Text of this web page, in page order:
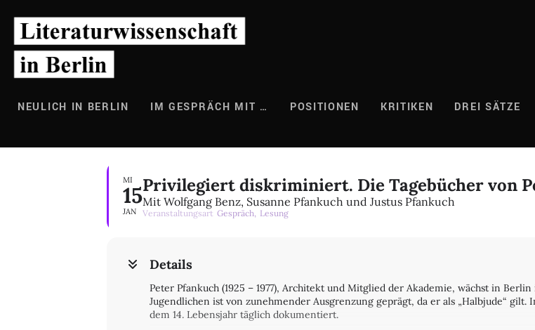
Inhalt
springen
NEULICH IN BERLIN IM GESPRÄCH MIT … POSITIONEN KRITIKEN DREI SÄTZE
MI
15
JAN
Privilegiert diskriminiert. Die Tagebücher von
Mit Wolfgang Benz, Susanne Pfankuch und Justus Pfankuch
Veranstaltungsart Gespräch, Lesung
Details
Peter Pfankuch (1925 – 1977), Architekt und Mitglied der Akademie, wächst in
Jugendlichen ist von zunehmender Ausgrenzung geprägt, da er als „Halbjude“
dem 14. Lebensjahr täglich dokumentiert.